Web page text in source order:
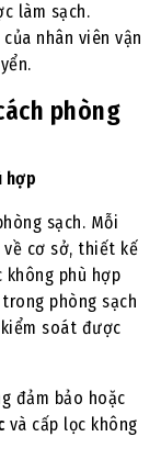
làm sạch.
nhân viên vận
phòng
hợp
sạch. Mỗi
về cơ sở, thiết kế
không phù hợp
phòng sạch
soát được
đảm bảo hoặc
và cấp lọc không